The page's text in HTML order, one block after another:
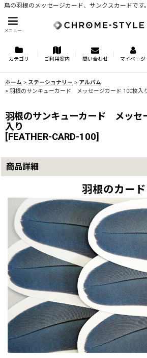
鳥の羽根のメッセージカード、サンクスカードです。
メニュー
カテゴリ ご利用案内 問い合わせ マイページ
ホーム > ステーショナリー > アルバム
> 羽根のサンキューカード メッセージカード 100枚入
羽根のサンキューカード メッセ
入り
[FEATHER-CARD-100]
商品詳細
羽根のカード